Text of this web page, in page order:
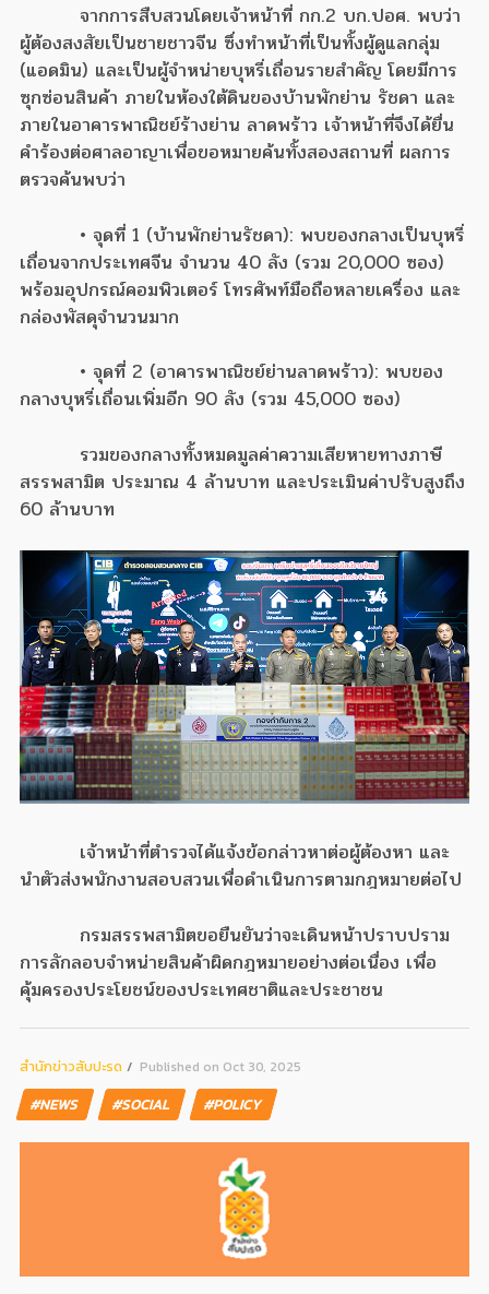
จากการสืบสวนโดยเจ้าหน้าที่ กก.2 บก.ปอศ. พบว่า
ผู้ต้องสงสัยเป็นชายชาวจีน ซึ่งทำหน้าที่เป็นทั้งผู้ดูแลกลุ่ม
(แอดมิน) และเป็นผู้จำหน่ายบุหรี่เถื่อนรายสำคัญ โดยมีการ
ซุกซ่อนสินค้า ภายในห้องใต้ดินของบ้านพักย่าน รัชดา และ
ภายในอาคารพาณิชย์ร้างย่าน ลาดพร้าว เจ้าหน้าที่จึงได้ยื่น
คำร้องต่อศาลอาญาเพื่อขอหมายค้นทั้งสองสถานที่ ผลการ
ตรวจค้นพบว่า
• จุดที่ 1 (บ้านพักย่านรัชดา): พบของกลางเป็นบุหรี่
เถื่อนจากประเทศจีน จำนวน 40 ลัง (รวม 20,000 ซอง)
พร้อมอุปกรณ์คอมพิวเตอร์ โทรศัพท์มือถือหลายเครื่อง และ
กล่องพัสดุจำนวนมาก
• จุดที่ 2 (อาคารพาณิชย์ย่านลาดพร้าว): พบของ
กลางบุหรี่เถื่อนเพิ่มอีก 90 ลัง (รวม 45,000 ซอง)
รวมของกลางทั้งหมดมูลค่าความเสียหายทางภาษี
สรรพสามิต ประมาณ 4 ล้านบาท และประเมินค่าปรับสูงถึง
60 ล้านบาท
เจ้าหน้าที่ตำรวจได้แจ้งข้อกล่าวหาต่อผู้ต้องหา และ
นำตัวส่งพนักงานสอบสวนเพื่อดำเนินการตามกฎหมายต่อไป
กรมสรรพสามิตขอยืนยันว่าจะเดินหน้าปราบปราม
การลักลอบจำหน่ายสินค้าผิดกฎหมายอย่างต่อเนื่อง เพื่อ
คุ้มครองประโยชน์ของประเทศชาติและประชาชน
สํานักข่าวสับปะรด Published on Oct 30, 2025
#NEWS #SOCIAL #POLICY